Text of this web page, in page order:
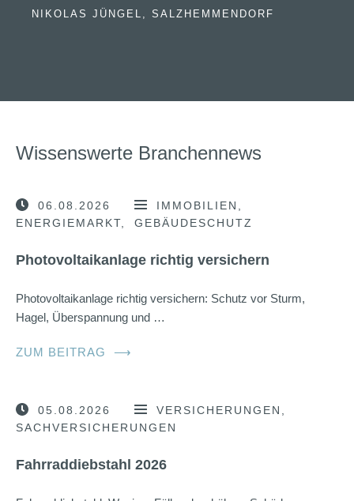
NIKOLAS JÜNGEL, SALZHEMMENDORF
Wissenswerte Branchennews
06.08.2026
IMMOBILIEN
ENERGIEMARKT
GEBÄUDESCHUTZ
Photovoltaikanlage richtig versichern
Photovoltaikanlage richtig versichern: Schutz vor Sturm,
Hagel, Überspannung und …
ZUM BEITRAG ⟶
05.08.2026
VERSICHERUNGEN
SACHVERSICHERUNGEN
Fahrraddiebstahl 2026